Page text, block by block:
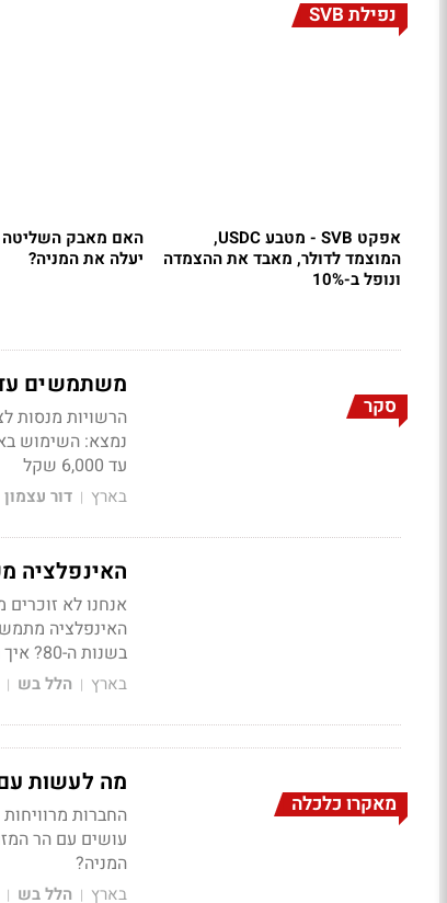
נפילת SVB
אפקט SVB - מטבע USDC,
המוצמד לדולר, מאבד את ההצמדה
ונופל ב-10%
האם מאבק השליטה
יעלה את המניה?
סקר
משתמשים
הרשויות מנסות
נמצא: השימוש
עד 6,000 שקל
בארץ | דור עצמון
האינפלציה
אנחנו לא
האינפלציה
בשנות ה-80? איך השקעה במניות ערך משתווה לגידור אינפלציה בזהב, בסחורות או בביטקוין?
בארץ | הלל בש |
מאקרו כלכלה
מה לעשות
החברות
עושים עם הר
המניה?
בארץ | הלל בש |